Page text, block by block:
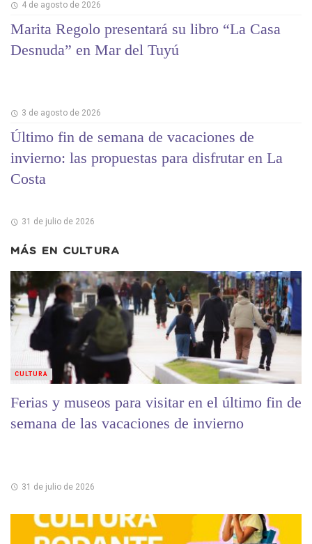
4 de agosto de 2026
Marita Regolo presentará su libro “La Casa
Desnuda” en Mar del Tuyú
3 de agosto de 2026
Último fin de semana de vacaciones de
invierno: las propuestas para disfrutar en La
Costa
31 de julio de 2026
MÁS EN CULTURA
Ferias y museos para visitar en el último fin de
semana de las vacaciones de invierno
31 de julio de 2026
CULTURA